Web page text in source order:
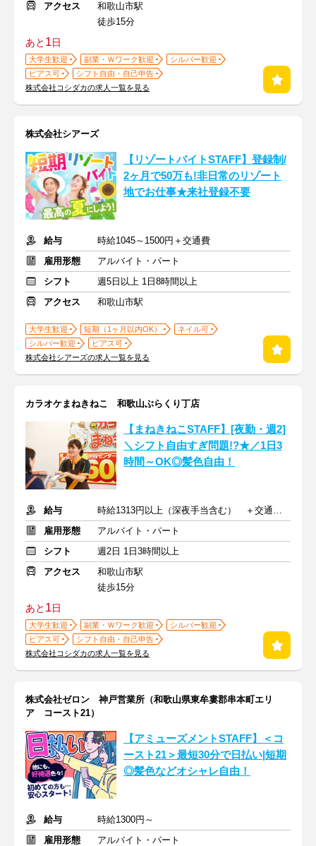
アクセス
和歌山市駅
徒歩15分
あと 1日
大学生歓迎 副業・Ｗワーク歓迎
シルバー歓迎
ピアス可
シフト自由・自己申告
株式会社コシダカの求人一覧を見る
株式会社シアーズ
【リゾートバイトSTAFF】登録制/
2ヶ月で50万も!非日常のリゾート
地でお仕事★来社登録不要
給与
時給1045～1500円＋交通費
雇用形態
アルバイト・パート
シフト
週5日以上 1日8時間以上
アクセス
和歌山市駅
大学生歓迎 短期（1ヶ月以内OK）
ネイル可
シルバー歓迎
ピアス可
株式会社シアーズの求人一覧を見る
カラオケまねきねこ 和歌山ぶらくり丁店
【まねきねこSTAFF】[夜勤・週2]
＼シフト自由すぎ問題!?★／1日3
時間～OK◎髪色自由！
給与
時給1313円以上（深夜手当含む） ＋交通費支給
雇用形態
アルバイト・パート
シフト
週2日 1日3時間以上
アクセス
和歌山市駅
徒歩15分
あと 1日
大学生歓迎 副業・Ｗワーク歓迎
シルバー歓迎
ピアス可
シフト自由・自己申告
株式会社コシダカの求人一覧を見る
株式会社ゼロン 神戸営業所（和歌山県東牟婁郡串本町エリ
ア コースト21）
【アミューズメントSTAFF】＜コ
ースト21＞最短30分で日払い|短期
◎髪色などオシャレ自由！
給与
時給1300円～
雇用形態
アルバイト・パート